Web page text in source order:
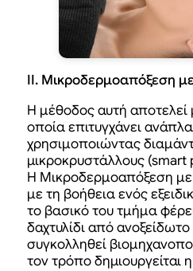
ΙΙ. Μικροδερμοαπόξεση
Η μέθοδος αυτή αποτελεί
οποία επιτυγχάνει
χρησιμοποιώντας
μικροκρυστάλλους (smart
Η Mικροδερμοαπόξεση με
με τη βοήθεια ενός
το βασικό του τμήμα
δαχτυλίδι από
συγκολληθεί
τον τρόπο δημιουργείται